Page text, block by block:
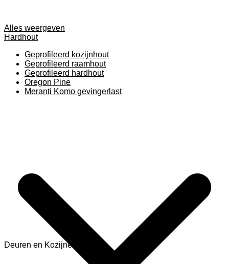
Alles weergeven
Hardhout
Geprofileerd kozijnhout
Geprofileerd raamhout
Geprofileerd hardhout
Oregon Pine
Meranti Komo gevingerlast
Deuren en Kozijnen